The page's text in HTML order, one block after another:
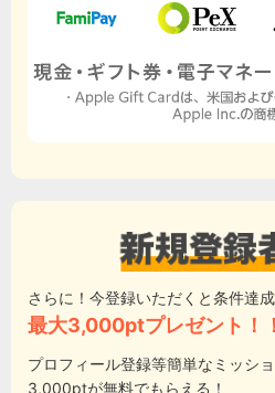
さらに！今登録いただくと条件達
最大3,000ptプレゼント！！
プロフィール登録等簡単なミッシ
3,000ptが無料でもらえる！